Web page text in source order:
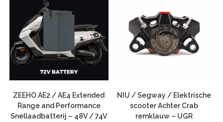
ZEEHO AE2 / AE4 Extended
Range and Performance
Snellaadbatterij – 48V / 74V
NIU / Segway / Elektrische
scooter Achter Crab
remklauw – UGR